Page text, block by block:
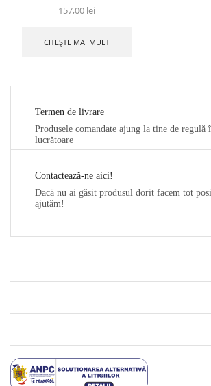
157,00 lei
CITEȘTE MAI MULT
Termen de livrare
Produsele comandate ajung la tine de regulă
lucrătoare
Contactează-ne aici!
Dacă nu ai găsit produsul dorit facem tot
ajutăm!